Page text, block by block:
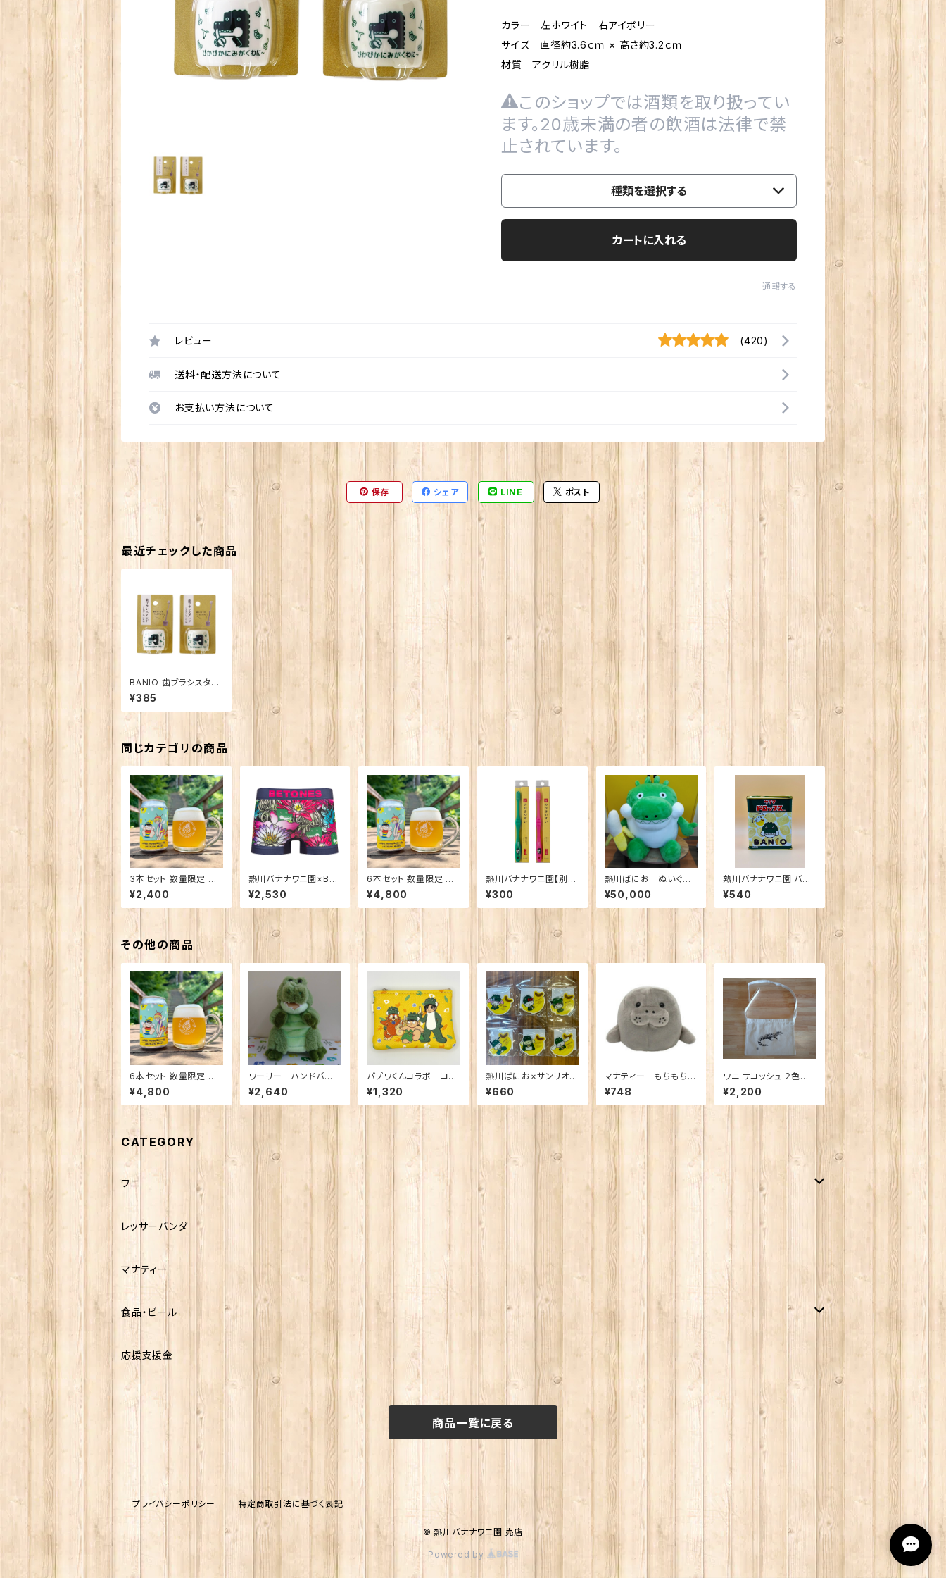
カラー 左ホワイト 右アイボリー
サイズ 直径約3.6ｃｍ × 高さ約3.2ｃｍ
材質 アクリル樹脂
このショップでは酒類を取り扱ってい
ます。20歳未満の者の飲酒は法律で禁
止されています。
種類を選択する
カートに入れる
通報する
レビュー (420)
送料・配送方法について
お支払い方法について
保存 シェア LINE ポスト
最近チェックした商品
BANIO 歯ブラシスタン
ド
¥385
同じカテゴリの商品
3本セット 数量限定 ん
ばなな！Honey Golde
n Ale
¥2,400
熱川バナナワニ園×BET
ONES 熱川ばにお N
AVY
¥2,530
6本セット 数量限定 ん
ばなな！Honey Golde
n Ale
¥4,800
熱川バナナワニ園【別
注】ライフレンジ 磨きや
すい歯ブラシ 極（ばにお
柄）子供用
¥300
熱川ばにお ぬいぐる
み BIG ※送料込み・
メーカー直送のため、他
の商品とは一緒にご注
文いただけません。
¥50,000
熱川バナナワニ園 バナ
ナドロップス※チルド商
品との同梱非推奨
¥540
その他の商品
6本セット 数量限定 ん
ばなな！Honey Golde
n Ale
¥4,800
ワーリー ハンドパペッ
ト
¥2,640
パプワくんコラボ コイ
ンケース
¥1,320
熱川ばにお×サンリオキ
ャラクターコラボ アク
リルマグネット
¥660
マナティー もちもちお
手玉
¥748
ワニ サコッシュ ２色展
開 ＜雨宮ひかるさん
デザイン＞
¥2,200
CATEGORY
ワニ
熱川ばにお
雨宮ひかるさんグッズ
レッサーパンダ
マナティー
食品・ビール
お菓子
ビール
応援支援金
商品一覧に戻る
プライバシーポリシー 特定商取引法に基づく表記
© 熱川バナナワニ園 売店
Powered by